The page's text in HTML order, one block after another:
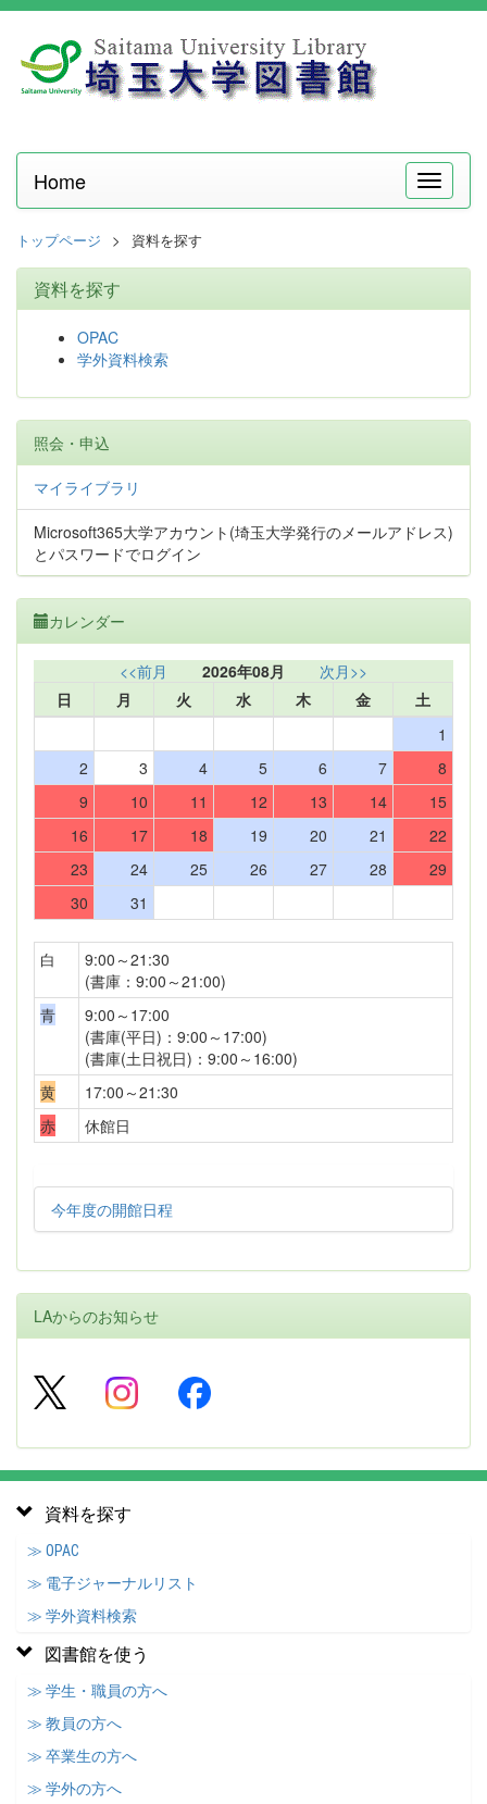
メ
ニ
Home
トップページ 資料を探す
資料を探す
OPAC
学外資料検索
照会・申込
マイライブラリ
Microsoft365大学アカウント(埼玉大学発行のメールアドレス)
とパスワードでログイン
カレンダー
<<前月 2026年08月
次月>>
日
月 火 水 木 金
土
1
2
3 4 5 6 7
8
9
10 11 12 13 14
15
16
17 18 19 20 21
22
23
24 25 26 27 28
29
30
31
白
9:00～21:30
(書庫：9:00～21:00)
青
9:00～17:00
(書庫(平日)：9:00～17:00)
(書庫(土日祝日)：9:00～16:00)
黄
17:00～21:30
赤
休館日
今年度の開館日程
LAからのお知らせ
資料を探す
≫ OPAC
≫ 電子ジャーナルリスト
≫ 学外資料検索
図書館を使う
≫ 学生・職員の方へ
≫ 教員の方へ
≫ 卒業生の方へ
≫ 学外の方へ